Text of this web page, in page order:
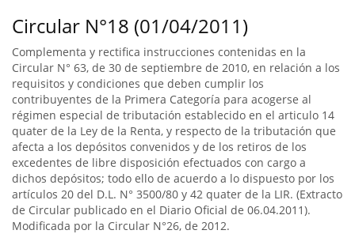
Circular N°18 (01/04/2011)
Complementa y rectifica instrucciones contenidas en la
Circular N° 63, de 30 de septiembre de 2010, en relación a los
requisitos y condiciones que deben cumplir los
contribuyentes de la Primera Categoría para acogerse al
régimen especial de tributación establecido en el articulo 14
quater de la Ley de la Renta, y respecto de la tributación que
afecta a los depósitos convenidos y de los retiros de los
excedentes de libre disposición efectuados con cargo a
dichos depósitos; todo ello de acuerdo a lo dispuesto por los
artículos 20 del D.L. N° 3500/80 y 42 quater de la LIR. (Extracto
de Circular publicado en el Diario Oficial de 06.04.2011).
Modificada por la Circular N°26, de 2012.